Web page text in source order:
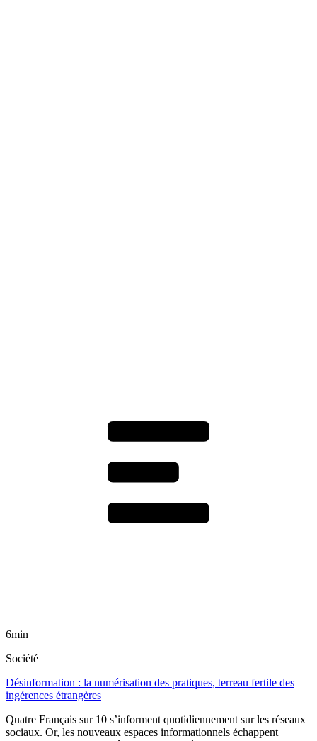
6min
Société
Désinformation : la numérisation des pratiques, terreau fertile des
ingérences étrangères
Quatre Français sur 10 s’informent quotidiennement sur les réseaux
sociaux. Or, les nouveaux espaces informationnels échappent